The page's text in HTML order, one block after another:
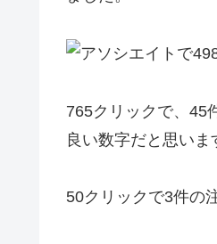
765クリックで、45
良い数字だと思いま
50クリックで3件の